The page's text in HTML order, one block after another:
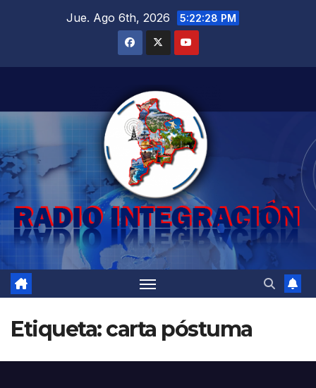
Jue. Ago 6th, 2026 5:22:29 PM
Etiqueta:carta póstuma